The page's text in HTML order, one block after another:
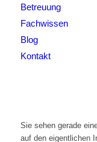
Betreuung
Fachwissen
Blog
Kontakt
Sie sehen gerade
auf den eigentlichen